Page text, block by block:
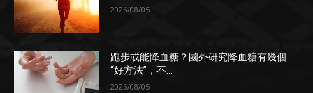
2026/08/05
跑步或能降血糖？國外研究降血糖有幾個
“好方法”，不...
2026/08/05